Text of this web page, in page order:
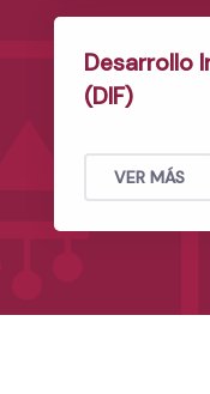
Desarrollo
(DIF)
VER MÁS